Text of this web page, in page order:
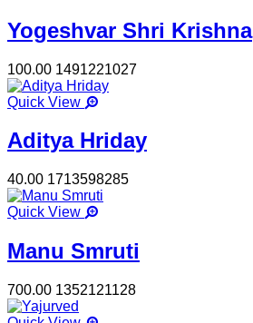
Yogeshvar Shri Krishna
100.00 1491221027
Quick View
Aditya Hriday
40.00 1713598285
Quick View
Manu Smruti
700.00 1352121128